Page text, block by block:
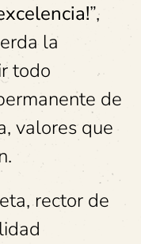
”,
la
todo
de
valores que
rector de